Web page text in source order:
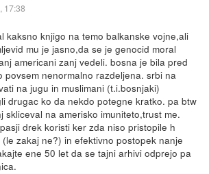
17:38
kaksno knjigo na temo balkanske vojne,ali
mu je jasno,da se je genocid moral
americani zanj vedeli. bosna je bila pred
povsem nenormalno razdeljena. srbi na
na jugu in muslimani (t.i.bosnjaki)
drugac ko da nekdo potegne kratko. pa btw
skliceval na amerisko imuniteto,trust me.
drek koristi ker zda niso pristopile h
zakaj ne?) in efektivno postopek nanje
ene 50 let da se tajni arhivi odprejo pa